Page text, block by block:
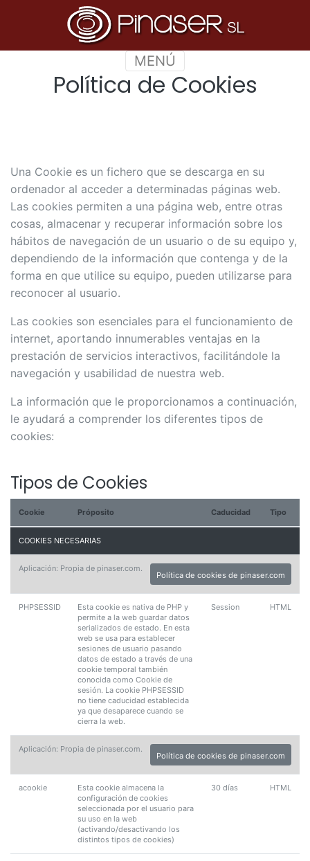
MENÚ
Política de Cookies
Una Cookie es un fichero que se descarga en su
ordenador al acceder a determinadas páginas web.
Las cookies permiten a una página web, entre otras
cosas, almacenar y recuperar información sobre los
hábitos de navegación de un usuario o de su equipo y,
dependiendo de la información que contenga y de la
forma en que utilice su equipo, pueden utilizarse para
reconocer al usuario.
Las cookies son esenciales para el funcionamiento de
internet, aportando innumerables ventajas en la
prestación de servicios interactivos, facilitándole la
navegación y usabilidad de nuestra web.
La información que le proporcionamos a continuación,
le ayudará a comprender los diferentes tipos de
cookies:
Tipos de Cookies
Cookie Próposito Caducidad Tipo
COOKIES NECESARIAS
Aplicación: Propia de pinaser.com.
Política de cookies de pinaser.com
PHPSESSID
Esta cookie es nativa de PHP y
permite a la web guardar datos
serializados de estado. En esta
web se usa para establecer
sesiones de usuario pasando
datos de estado a través de una
cookie temporal también
conocida como Cookie de
sesión. La cookie PHPSESSID
no tiene caducidad establecida
ya que desaparece cuando se
cierra la web.
Session HTML
Aplicación: Propia de pinaser.com.
Política de cookies de pinaser.com
acookie
Esta cookie almacena la
configuración de cookies
seleccionada por el usuario para
su uso en la web
(activando/desactivando los
distintos tipos de cookies)
30 días HTML